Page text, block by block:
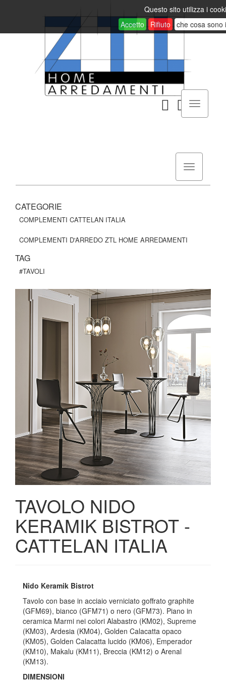
Questo sito utilizza i
Accetto
Rifiuto che cosa sono
CATEGORIE
COMPLEMENTI CATTELAN ITALIA
COMPLEMENTI D'ARREDO ZTL HOME ARREDAMENTI
TAG
#TAVOLI
TAVOLO NIDO
KERAMIK BISTROT -
CATTELAN ITALIA
Nido Keramik Bistrot
Tavolo con base in acciaio verniciato goffrato graphite
(GFM69), bianco (GFM71) o nero (GFM73). Piano in
ceramica Marmi nei colori Alabastro (KM02), Supreme
(KM03), Ardesia (KM04), Golden Calacatta opaco
(KM05), Golden Calacatta lucido (KM06), Emperador
(KM10), Makalu (KM11), Breccia (KM12) o Arenal
(KM13).
DIMENSIONI